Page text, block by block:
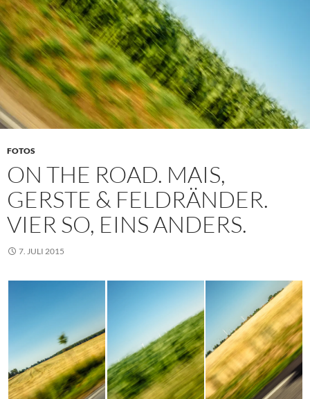
FOTOS
ON THE ROAD. MAIS,
GERSTE & FELDRÄNDER.
VIER SO, EINS ANDERS.
7. JULI 2015